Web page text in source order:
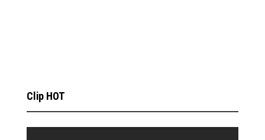
Clip HOT